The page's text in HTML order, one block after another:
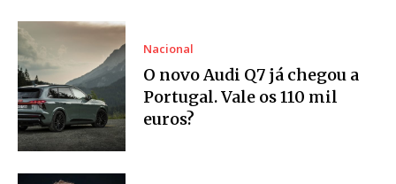
Nacional
O novo Audi Q7 já chegou a
Portugal. Vale os 110 mil
euros?